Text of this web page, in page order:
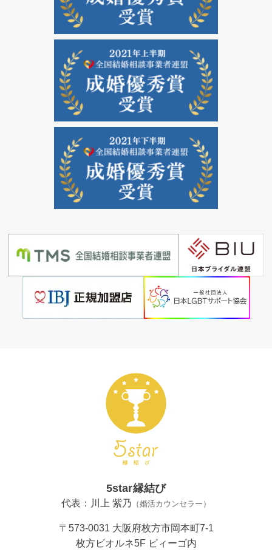
5star縁結び
代表：川上 紫乃 （婚活カウンセラー）
〒573-0031 大阪府枚方市岡本町7-1
枚方ビオルネ5F ビィーゴ内